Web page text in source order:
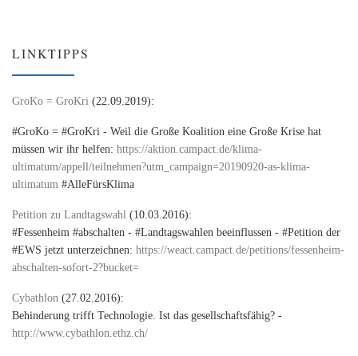
LINKTIPPS
GroKo = GroKri (22.09.2019):
#GroKo = #GroKri - Weil die Große Koalition eine Große Krise hat
müssen wir ihr helfen: https://aktion.campact.de/klima-
ultimatum/appell/teilnehmen?utm_campaign=20190920-as-klima-
ultimatum #AlleFürsKlima
Petition zu Landtagswahl (10.03.2016):
#Fessenheim #abschalten - #Landtagswahlen beeinflussen - #Petition der
#EWS jetzt unterzeichnen: https://weact.campact.de/petitions/fessenheim-
abschalten-sofort-2?bucket=
Cybathlon (27.02.2016):
Behinderung trifft Technologie. Ist das gesellschaftsfähig? -
http://www.cybathlon.ethz.ch/